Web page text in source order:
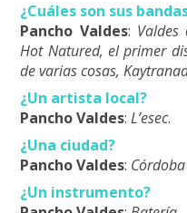
¿Cuáles son sus
Pancho Valdes:
Hot Natured, el primer
de varias cosas,
¿Un artista local?
Pancho Valdes:L’esec.
¿Una ciudad?
Pancho Valdes:
¿Un instrumento?